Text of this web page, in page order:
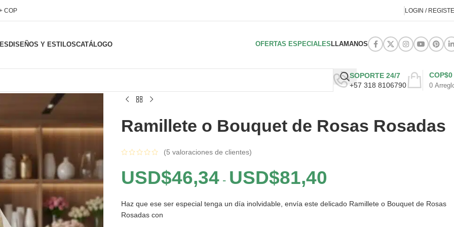
COP LOGIN /
DISEÑOS Y ESTILOSCATÁLOGO OFERTAS ESPECIALES LLAMANOS
SOPORTE 24/7
+57 318 8106790
0
COP$0
Ramillete o Bouquet de Rosas Rosadas
(5 valoraciones de clientes)
USD$46,34 - USD$81,40
Haz que ese ser especial tenga un día inolvidable, envía este delicado Ramillete o Bouquet de Rosas
Rosadas con